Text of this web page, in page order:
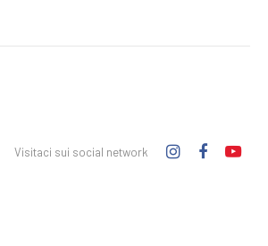
Visitaci sui social network